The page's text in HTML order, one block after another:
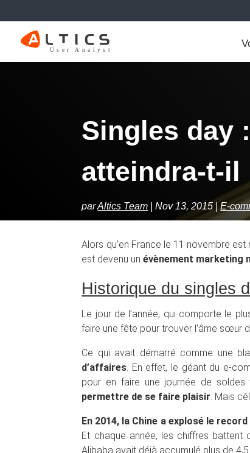
Singles day
atteindra-t-il
parAltics Team Nov 13, 2015 E-
Alors qu’en France le 11 novembre
est devenu un évènement marketing
Historique du singles
Le jour de l’année, qui comporte le
faire une fête pour trouver l’âme sœur
Ce qui avait démarré comme une
d’affaires . En effet, le géant du e-
pour en faire une journée de
permettre de se faire plaisir . Mais
En 2014, la Chine a explosé le
Et chaque année, les chiffres battent
Alibaba avait déjà accumulé plus de 4,5